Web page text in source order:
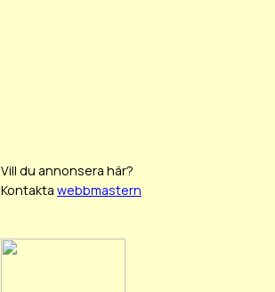
Vill du annonsera här?
Kontakta webbmastern